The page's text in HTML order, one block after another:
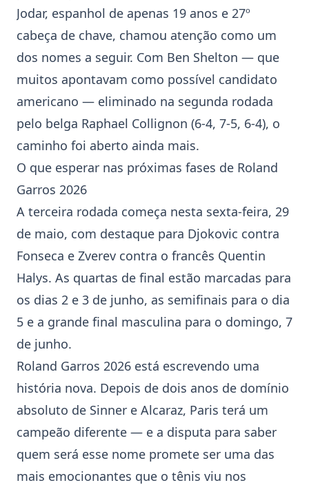
Jodar, espanhol de apenas 19 anos e 27º
cabeça de chave, chamou atenção como um
dos nomes a seguir. Com Ben Shelton — que
muitos apontavam como possível candidato
americano — eliminado na segunda rodada
pelo belga Raphael Collignon (6-4, 7-5, 6-4), o
caminho foi aberto ainda mais.
O que esperar nas próximas fases de Roland
Garros 2026
A terceira rodada começa nesta sexta-feira, 29
de maio, com destaque para Djokovic contra
Fonseca e Zverev contra o francês Quentin
Halys. As quartas de final estão marcadas para
os dias 2 e 3 de junho, as semifinais para o dia
5 e a grande final masculina para o domingo, 7
de junho.
Roland Garros 2026 está escrevendo uma
história nova. Depois de dois anos de domínio
absoluto de Sinner e Alcaraz, Paris terá um
campeão diferente — e a disputa para saber
quem será esse nome promete ser uma das
mais emocionantes que o tênis viu nos